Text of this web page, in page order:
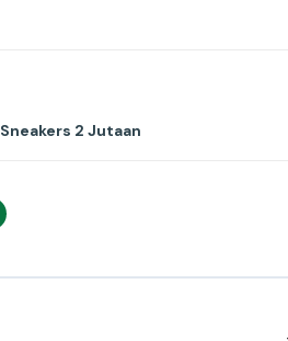
Sneakers 2 Jutaan